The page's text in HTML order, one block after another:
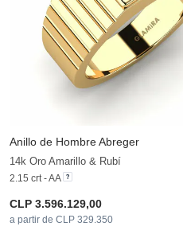
Anillo de Hombre Abreger
14k Oro Amarillo & Rubí
2.15 crt - AA
CLP 3.596.129,00
a partir de CLP 329.350